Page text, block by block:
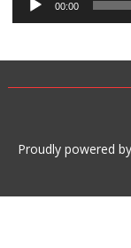
00:00
Proudly powered